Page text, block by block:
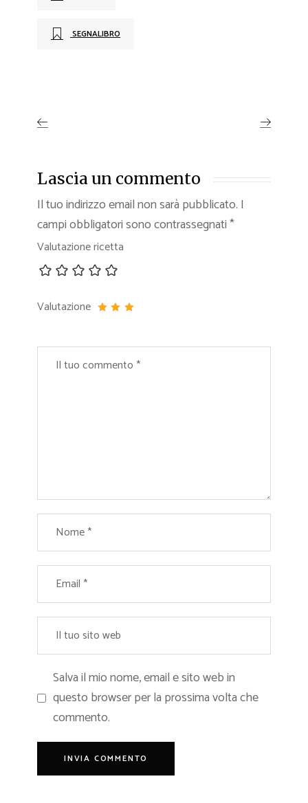
SEGNALIBRO
Lascia un commento
Il tuo indirizzo email non sarà pubblicato. I
campi obbligatori sono contrassegnati*
Valutazione ricetta
Valutazione
Salva il mio nome, email e sito web in
questo browser per la prossima volta che
commento.